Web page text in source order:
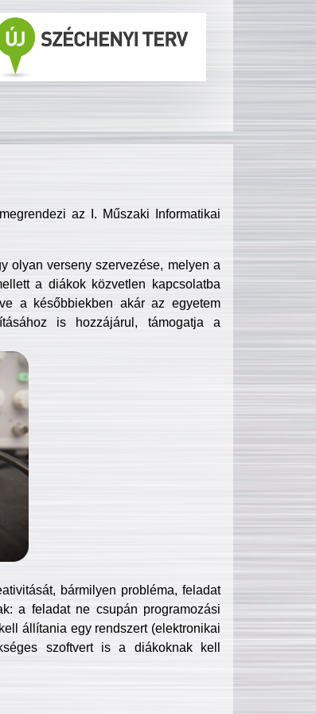
az I. Műszaki Informatikai
olyan verseny szervezése, melyen a
a diákok közvetlen kapcsolatba
a későbbiekben akár az egyetem
is hozzájárul, támogatja a
bármilyen probléma, feladat
a feladat ne csupán programozási
állítania egy rendszert (elektronikai
szoftvert is a diákoknak kell